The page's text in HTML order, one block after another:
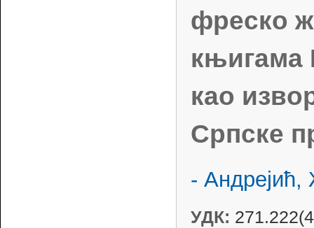
фреско
књигама
као
Српске
- Андрејић,
УДК: